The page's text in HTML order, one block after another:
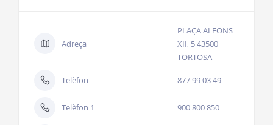
Adreça
PLAÇA ALFONS
XII, 5 43500
TORTOSA
Telèfon 877 99 03 49
Telèfon 1 900 800 850